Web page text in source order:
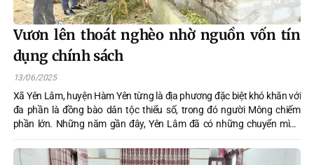
Vươn lên thoát nghèo nhờ nguồn vốn tín
dụng chính sách
13/06/2025
Xã Yên Lâm, huyện Hàm Yên từng là địa phương đặc biệt khó khăn với
đa phần là đồng bào dân tộc thiểu số, trong đó người Mông chiếm
phần lớn. Những năm gần đây, Yên Lâm đã có những chuyển mình
mạnh mẽ, đặc biệt nhờ nguồn vốn tín dụng ưu đãi từ Ngân hàng Chính
sách Xã hội (NHCSXH).